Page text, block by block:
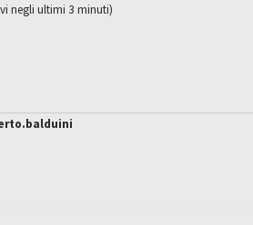
negli ultimi 3 minuti)